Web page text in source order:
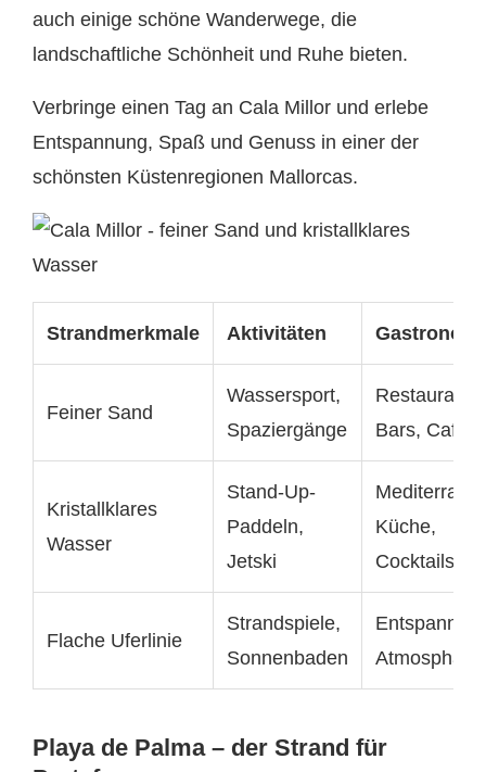
auch einige schöne Wanderwege, die
landschaftliche Schönheit und Ruhe bieten.
Verbringe einen Tag an Cala Millor und erlebe
Entspannung, Spaß und Genuss in einer der
schönsten Küstenregionen Mallorcas.
Strandmerkmale Aktivitäten
Feiner Sand
Wassersport,
Spaziergänge
Restaurants,
Bars, Cafés
Kristallklares
Wasser
Stand-Up-
Paddeln,
Jetski
Mediterrane
Küche,
Cocktails
Flache Uferlinie
Strandspiele,
Sonnenbaden
Entspannte
Atmosphäre
Playa de Palma – der Strand für